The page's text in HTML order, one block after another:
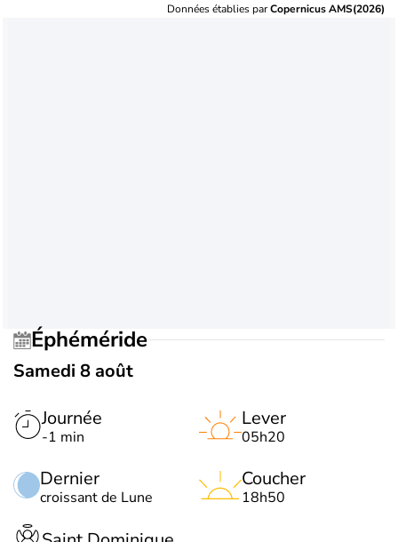
Données établies parCopernicus AMS(2026)
Éphéméride
Samedi 8 août
Journée
-1 min
Dernier
croissant de Lune
Lever
05h20
Coucher
18h50